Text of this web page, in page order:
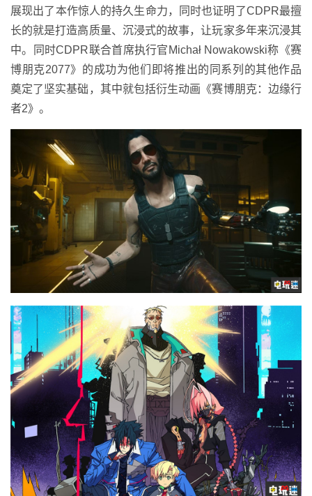
展现出了本作惊人的持久生命力，同时也证明了CDPR最擅
长的就是打造高质量、沉浸式的故事，让玩家多年来沉浸其
中。同时CDPR联合首席执行官Michał Nowakowski称《赛
博朋克2077》的成功为他们即将推出的同系列的其他作品
奠定了坚实基础，其中就包括衍生动画《赛博朋克：边缘行
者2》。